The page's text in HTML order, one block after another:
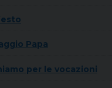
Papa
per le vocazioni